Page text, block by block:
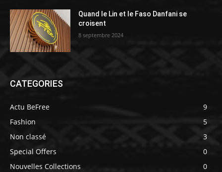
Quand le Lin et le Faso Danfani se
croisent
8 septembre 2024
CATEGORIES
Actu BeFree
9
Fashion
5
Non classé
3
Special Offers
0
Nouvelles Collections
0